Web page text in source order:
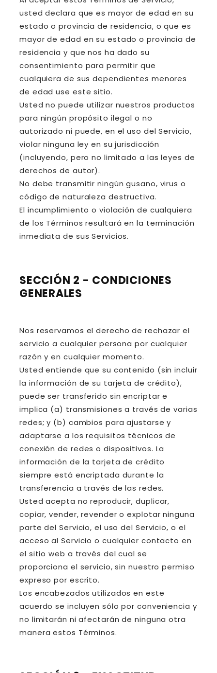
usted declara que es mayor de edad en su
estado o provincia de residencia, o que es
mayor de edad en su estado o provincia de
residencia y que nos ha dado su
consentimiento para permitir que
cualquiera de sus dependientes menores
de edad use este sitio.
Usted no puede utilizar nuestros productos
para ningún propósito ilegal o no
autorizado ni puede, en el uso del Servicio,
violar ninguna ley en su jurisdicción
(incluyendo, pero no limitado a las leyes de
derechos de autor).
No debe transmitir ningún gusano, virus o
código de naturaleza destructiva.
El incumplimiento o violación de cualquiera
de los Términos resultará en la terminación
inmediata de sus Servicios.
SECCIÓN 2 - CONDICIONES
GENERALES
Nos reservamos el derecho de rechazar el
servicio a cualquier persona por cualquier
razón y en cualquier momento.
Usted entiende que su contenido (sin incluir
la información de su tarjeta de crédito),
puede ser transferido sin encriptar e
implica (a) transmisiones a través de varias
redes; y (b) cambios para ajustarse y
adaptarse a los requisitos técnicos de
conexión de redes o dispositivos. La
información de la tarjeta de crédito
siempre está encriptada durante la
transferencia a través de las redes.
Usted acepta no reproducir, duplicar,
copiar, vender, revender o explotar ninguna
parte del Servicio, el uso del Servicio, o el
acceso al Servicio o cualquier contacto en
el sitio web a través del cual se
proporciona el servicio, sin nuestro permiso
expreso por escrito.
Los encabezados utilizados en este
acuerdo se incluyen sólo por conveniencia y
no limitarán ni afectarán de ninguna otra
manera estos Términos.